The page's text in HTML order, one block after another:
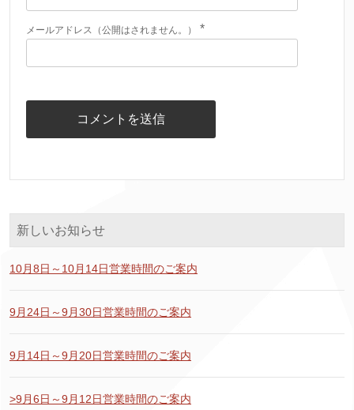
メールアドレス（公開はされません。） *
新しいお知らせ
10月8日～10月14日営業時間のご案内
9月24日～9月30日営業時間のご案内
9月14日～9月20日営業時間のご案内
>9月6日～9月12日営業時間のご案内